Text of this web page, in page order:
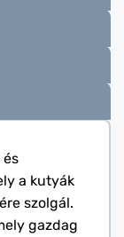
és
a kutyák
szolgál.
gazdag